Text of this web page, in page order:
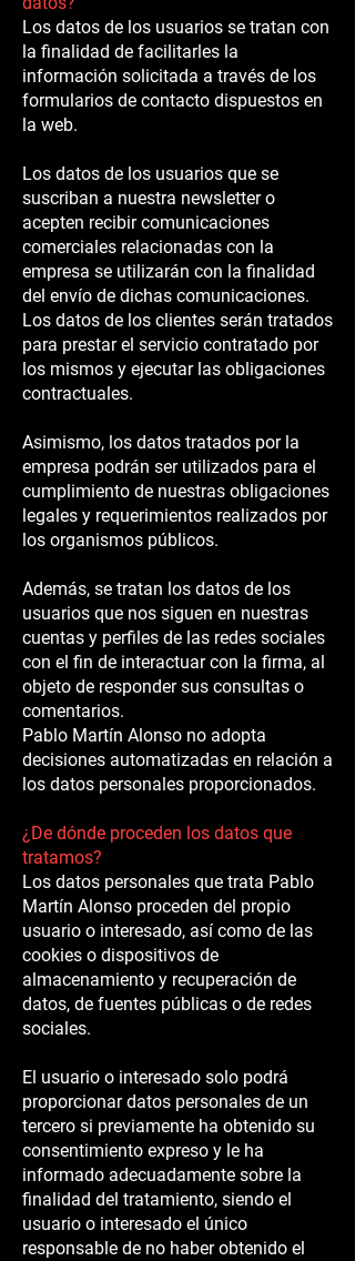
Los datos de los usuarios se tratan con
la finalidad de facilitarles la
información solicitada a través de los
formularios de contacto dispuestos en
la web.
Los datos de los usuarios que se
suscriban a nuestra newsletter o
acepten recibir comunicaciones
comerciales relacionadas con la
empresa se utilizarán con la finalidad
del envío de dichas comunicaciones.
Los datos de los clientes serán tratados
para prestar el servicio contratado por
los mismos y ejecutar las obligaciones
contractuales.
Asimismo, los datos tratados por la
empresa podrán ser utilizados para el
cumplimiento de nuestras obligaciones
legales y requerimientos realizados por
los organismos públicos.
Además, se tratan los datos de los
usuarios que nos siguen en nuestras
cuentas y perfiles de las redes sociales
con el fin de interactuar con la firma, al
objeto de responder sus consultas o
comentarios.
Pablo Martín Alonso no adopta
decisiones automatizadas en relación a
los datos personales proporcionados.
¿De dónde proceden los datos que
tratamos?
Los datos personales que trata Pablo
Martín Alonso proceden del propio
usuario o interesado, así como de las
cookies o dispositivos de
almacenamiento y recuperación de
datos, de fuentes públicas o de redes
sociales.
El usuario o interesado solo podrá
proporcionar datos personales de un
tercero si previamente ha obtenido su
consentimiento expreso y le ha
informado adecuadamente sobre la
finalidad del tratamiento, siendo el
usuario o interesado el único
responsable de no haber obtenido el